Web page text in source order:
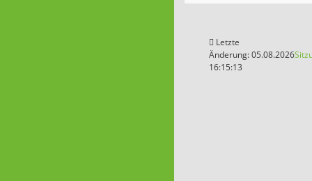
Letzte
Änderung: 05.08.2026
16:15:13